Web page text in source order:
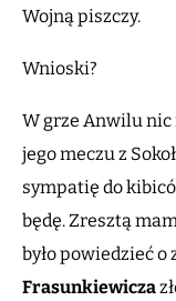
Wojną piszczy.
Wnioski?
W grze Anwilu nic
jego meczu z
sympatię do
będę. Zresztą
było powiedzieć o
Frasunkiewicza